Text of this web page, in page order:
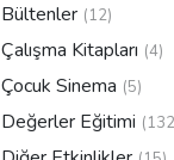
Bültenler (12)
Çalışma Kitapları (4)
Çocuk Sinema (5)
Değerler Eğitimi